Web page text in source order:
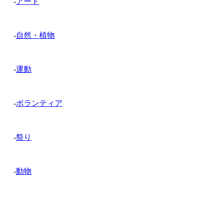
-自然・植物
-運動
-ボランティア
-祭り
-動物